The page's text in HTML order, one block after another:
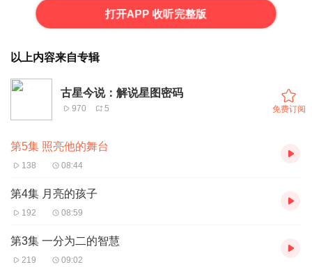
打开APP 收听完整版
以上内容来自专辑
古星今说：解说星图密码
970 5 免费订阅
第5集 照亮他的舞台
138 08:44
第4集 月亮的孩子
192 08:59
第3集 一分为二的智慧
219 09:02